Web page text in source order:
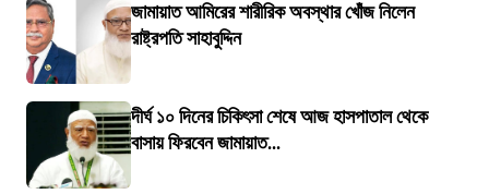
জামায়াত আমিরের শারীরিক অবস্থার খোঁজ নিলেন
রাষ্ট্রপতি সাহাবুদ্দিন
দীর্ঘ ১০ দিনের চিকিৎসা শেষে আজ হাসপাতাল থেকে
বাসায় ফিরবেন জামায়াত...